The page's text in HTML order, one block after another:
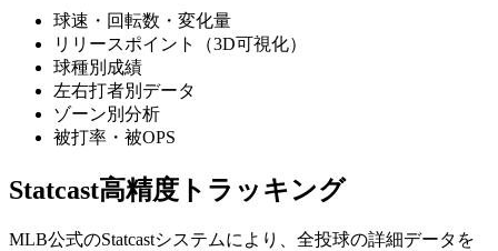
球速・回転数・変化量
リリースポイント（3D可視化）
球種別成績
左右打者別データ
ゾーン別分析
被打率・被OPS
Statcast高精度トラッキング
MLB公式のStatcastシステムにより、全投球の詳細データを